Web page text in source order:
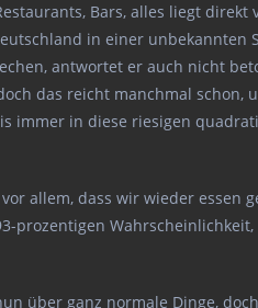
Bars, alles liegt
in einer unbekannten
antwortet er auch nicht
das reicht manchmal
immer in diese riesigen
allem, dass wir wieder essen
prozentigen
über ganz normale Dinge,